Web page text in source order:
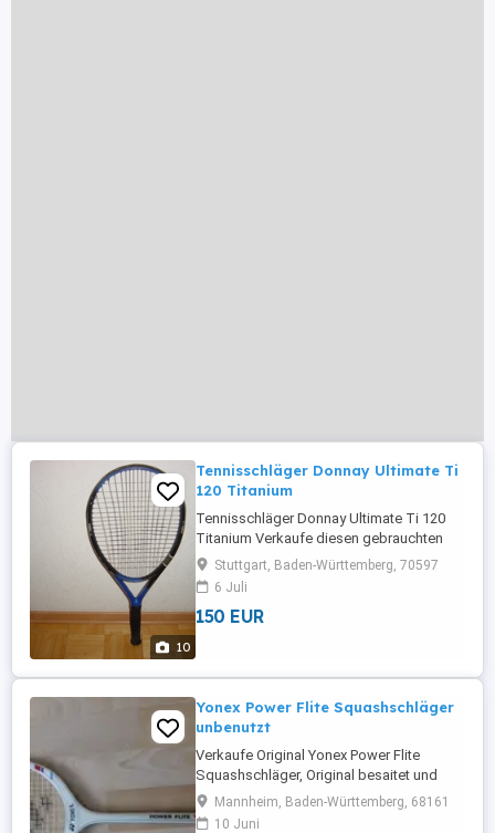
10
Tennisschläger Donnay Ultimate Ti
120 Titanium
Tennisschläger Donnay Ultimate Ti 120
Titanium Verkaufe diesen gebrauchten
Donnay Tennisschläger Model Ultimate Ti
120 mit einem 3er Griff. Ist voll
funktionstüchtig Marke Donnay Produktart
Tennisschläger Modell Ultimate Ti 120
Gewicht ...
Stuttgart, Baden-Württemberg, 70597
6 Juli
150 EUR
Yonex Power Flite Squashschläger
unbenutzt
Verkaufe Original Yonex Power Flite
Squashschläger, Original besaitet und
unbenutzt. Selbstabholung, kein Versand
!!!
Mannheim, Baden-Württemberg, 68161
10 Juni